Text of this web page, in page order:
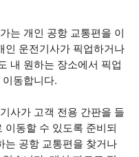
는 개인 공항 교통편을 이
인 운전기사가 픽업하거나
내 원하는 장소에서 픽업
동합니다.
사가 고객 전용 간판을 들
이동할 수 있도록 준비되
는 공항 교통편을 찾거나